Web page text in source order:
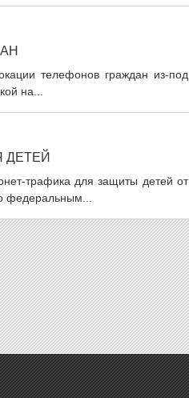
телефонов граждан из-под
на...
ДЕТЕЙ
трафика для защиты детей от
федеральным...